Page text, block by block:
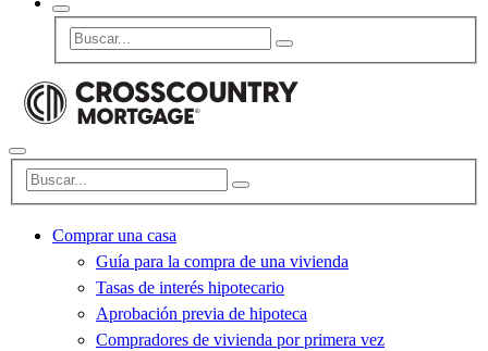
Comprar una casa
Guía para la compra de una vivienda
Tasas de interés hipotecario
Aprobación previa de hipoteca
Compradores de vivienda por primera vez